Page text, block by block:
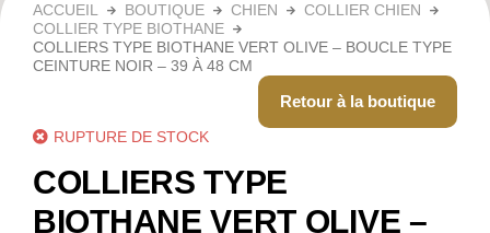
ACCUEIL BOUTIQUE CHIEN
COLLIER CHIEN
COLLIER TYPE BIOTHANE
COLLIERS TYPE BIOTHANE VERT OLIVE – BOUCLE TYPE
CEINTURE NOIR – 39 À 48 CM
Retour à la boutique
RUPTURE DE STOCK
COLLIERS TYPE
BIOTHANE VERT OLIVE –